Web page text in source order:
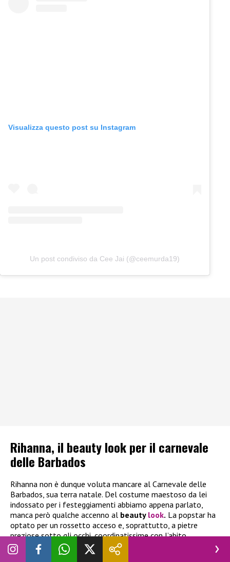
Visualizza questo post su Instagram
Un post condiviso da Cee Jai (@ceemurda19)
Rihanna, il beauty look per il carnevale
delle Barbados
Rihanna non è dunque voluta mancare al Carnevale delle
Barbados, sua terra natale. Del costume maestoso da lei
indossato per i festeggiamenti abbiamo appena parlato,
manca però qualche accenno al beauty look. La popstar ha
optato per un rossetto acceso e, soprattutto, a pietre
preziose sotto gli occhi, coordinatissime con l’abito.